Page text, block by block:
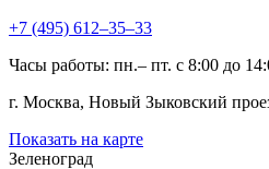
+7 (495) 612–35–33
Часы работы: пн.– пт. с 8:00 до
г. Москва, Новый Зыковский
Показать на карте
Зеленоград